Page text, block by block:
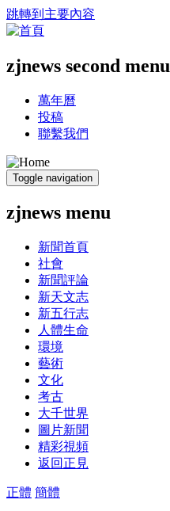
跳轉到主要內容
zjnews second menu
萬年曆
投稿
聯繫我們
Toggle navigation
zjnews menu
新聞首頁
社會
新聞評論
新天文志
新五行志
人體生命
環境
藝術
文化
考古
大千世界
圖片新聞
精彩視頻
返回正見
正體 簡體